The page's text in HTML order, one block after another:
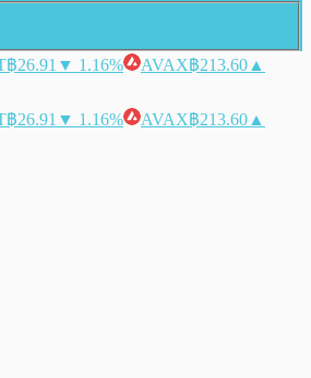
฿26.91 ▼ 1.16% AVAX฿213.60 ▲
฿26.91 ▼ 1.16% AVAX฿213.60 ▲